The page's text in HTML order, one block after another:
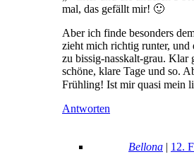
mal, das gefällt mir! 🙂
Aber ich finde besonders
zieht mich richtig runter, und
zu bissig-nasskalt-grau. Klar
schöne, klare Tage und so.
Frühling! Ist mir quasi mein
Antworten
Bellona | 12.